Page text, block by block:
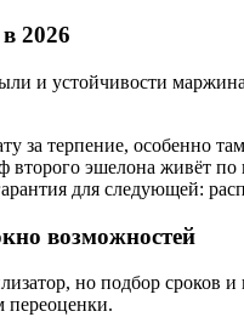
2026
и устойчивости
за терпение, особенно
эшелона живёт
для следующей:
возможностей
но подбор сроков
переоценки.